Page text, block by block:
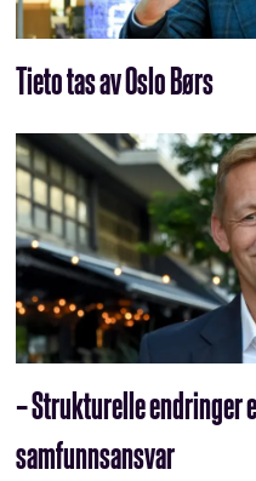
Tieto tas av Oslo Børs
– Strukturelle endringer
samfunnsansvar